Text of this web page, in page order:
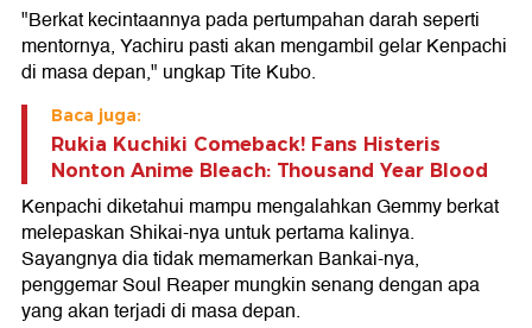
"Berkat kecintaannya pada pertumpahan darah seperti
mentornya, Yachiru pasti akan mengambil gelar Kenpachi
di masa depan," ungkap Tite Kubo.
Baca juga:
Rukia Kuchiki Comeback! Fans Histeris
Nonton Anime Bleach: Thousand Year Blood
Kenpachi diketahui mampu mengalahkan Gemmy berkat
melepaskan Shikai-nya untuk pertama kalinya.
Sayangnya dia tidak memamerkan Bankai-nya,
penggemar Soul Reaper mungkin senang dengan apa
yang akan terjadi di masa depan.